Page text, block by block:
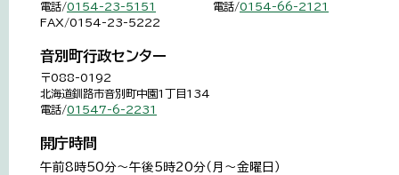
電話/0154-23-5151
FAX/0154-23-5222
電話/0154-66-2121
音別町行政センター
〒088-0192
北海道釧路市音別町中園1丁目134
電話/01547-6-2231
開庁時間
午前8時50分～午後5時20分（月～金曜日）